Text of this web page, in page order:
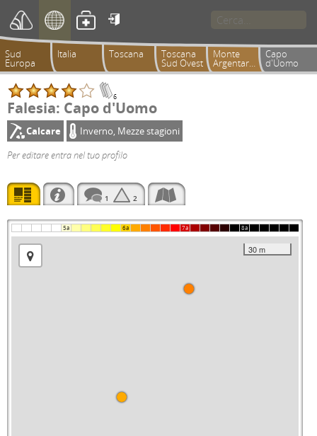

Sud
Europa
Italia Toscana Toscana
Sud Ovest
Monte
Argentario
Capo
d'Uomo
6
Falesia: Capo d'Uomo
Calcare
Inverno, Mezze stagioni
Per editare entra nel tuo profilo
1 2
5a 6a 7a 8a
30 m